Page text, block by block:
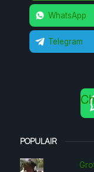
WhatsApp
Telegram
POPULAIR